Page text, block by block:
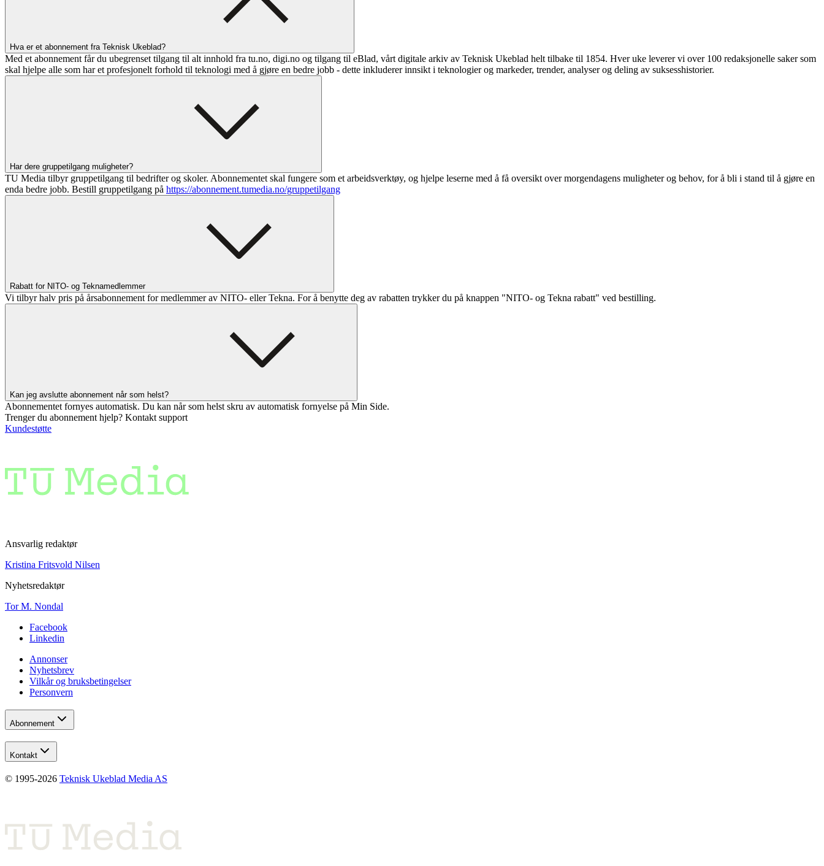
Hva er et abonnement fra Teknisk Ukeblad?
Med et abonnement får du ubegrenset tilgang til alt innhold fra tu.no, digi.no og tilgang til eBlad, vårt digitale arkiv av Teknisk Ukeblad helt tilbake til 1854. Hver uke leverer vi over 100 redaksjonelle saker som
skal hjelpe alle som har et profesjonelt forhold til teknologi med å gjøre en bedre jobb - dette inkluderer innsikt i teknologier og markeder, trender, analyser og deling av suksesshistorier.
Har dere gruppetilgang muligheter?
TU Media tilbyr gruppetilgang til bedrifter og skoler. Abonnementet skal fungere som et arbeidsverktøy, og hjelpe leserne med å få oversikt over morgendagens muligheter og behov, for å bli i stand til å gjøre en
enda bedre jobb. Bestill gruppetilgang på https://abonnement.tumedia.no/gruppetilgang
Rabatt for NITO- og Teknamedlemmer
Vi tilbyr halv pris på årsabonnement for medlemmer av NITO- eller Tekna. For å benytte deg av rabatten trykker du på knappen "NITO- og Tekna rabatt" ved bestilling.
Kan jeg avslutte abonnement når som helst?
Abonnementet fornyes automatisk. Du kan når som helst skru av automatisk fornyelse på Min Side.
Trenger du abonnement hjelp? Kontakt support
Kundestøtte
Ansvarlig redaktør
Kristina Fritsvold Nilsen
Nyhetsredaktør
Tor M. Nondal
Facebook
Linkedin
Annonser
Nyhetsbrev
Vilkår og bruksbetingelser
Personvern
Abonnement
Kontakt
© 1995-2026 Teknisk Ukeblad Media AS